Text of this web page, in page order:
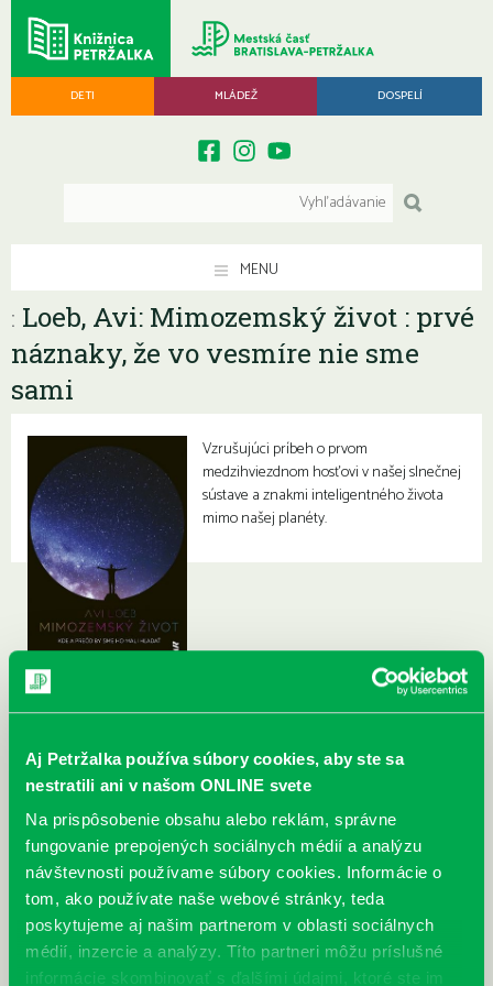
Aj Petržalka používa súbory cookies, aby ste sa
nestratili ani v našom ONLINE svete
Na prispôsobenie obsahu alebo reklám, správne
fungovanie prepojených sociálnych médií a analýzu
návštevnosti používame súbory cookies. Informácie o
tom, ako používate naše webové stránky, teda
poskytujeme aj našim partnerom v oblasti sociálnych
médií, inzercie a analýzy. Títo partneri môžu príslušné
informácie skombinovať s ďalšími údajmi, ktoré ste im
DETI MLÁDEŽ DOSPELÍ
MENU
: Loeb, Avi: Mimozemský život : prvé
náznaky, že vo vesmíre nie sme
sami
Vzrušujúci príbeh o prvom
medzihviezdnom hosťovi v našej slnečnej
sústave a znakmi inteligentného života
mimo našej planéty.